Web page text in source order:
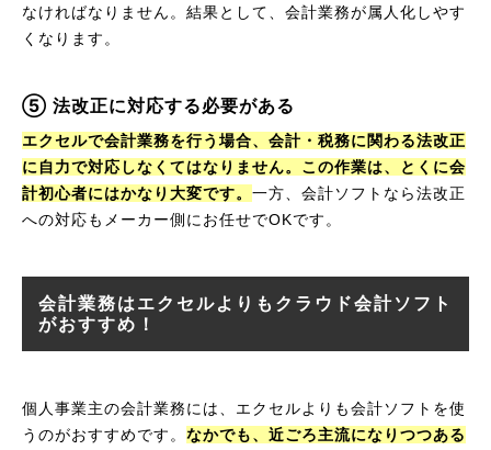
なければなりません。 結果として、会計業務が属人化しやす
くなります。
⑤ 法改正に対応する必要がある
エクセルで会計業務を行う場合、会計・税務に関わる法改正
に自力で対応しなくてはなりません。この作業は、とくに会
計初心者にはかなり大変です。 一方、会計ソフトなら法改正
への対応もメーカー側にお任せでOKです。
会計業務はエクセルよりもクラウド会計ソフト
がおすすめ！
個人事業主の会計業務には、エクセルよりも会計ソフトを使
うのがおすすめです。 なかでも、近ごろ主流になりつつある